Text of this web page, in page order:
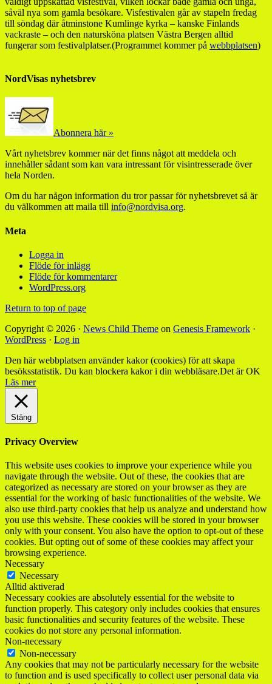
såväl nya som gamla besökare. Visfestivalen går av stapeln fredag
till söndag där åtminstone Kumlinge kyrka – kanske Finlands
vackraste – och den natursköna platsen Västra Bergen alltid
fungerar som festivalplatser.(Programmet kommer på webbplatsen)
NordVisas nyhetsbrev
Abonnera här »
Vårt nyhetsbrev kommer när det finns något att meddela och
innehåller sådant som kan vara intressant för visintresserade över
hela Norden.
Om du har någon information du tror passar för nyhetsbrevet så är
du välkommen att maila till info@nordvisa.org.
Meta
Logga in
Flöde för inlägg
Flöde för kommentarer
WordPress.org
Return to top of page
Copyright © 2026 · News Child Theme on Genesis Framework ·
WordPress · Log in
Den här webbplatsen använder kakor (cookies) för att skapa
besöksstatistik. Du kan blockera kakor i din webbläsare.Det är OK
Läs mer
Stäng
Privacy Overview
This website uses cookies to improve your experience while you
navigate through the website. Out of these, the cookies that are
categorized as necessary are stored on your browser as they are
essential for the working of basic functionalities of the website. We
also use third-party cookies that help us analyze and understand how
you use this website. These cookies will be stored in your browser
only with your consent. You also have the option to opt-out of these
cookies. But opting out of some of these cookies may affect your
browsing experience.
Necessary
Necessary
Alltid aktiverad
Necessary cookies are absolutely essential for the website to
function properly. This category only includes cookies that ensures
basic functionalities and security features of the website. These
cookies do not store any personal information.
Non-necessary
Non-necessary
Any cookies that may not be particularly necessary for the website
to function and is used specifically to collect user personal data via